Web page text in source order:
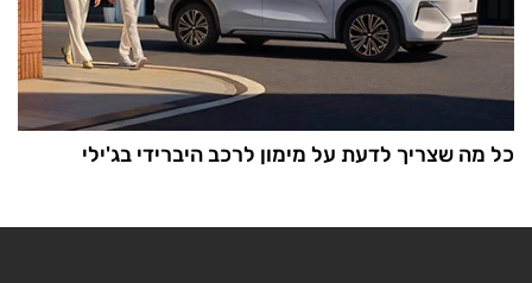
כל מה שצריך לדעת על מימון לרכב היברידי בג'ילי